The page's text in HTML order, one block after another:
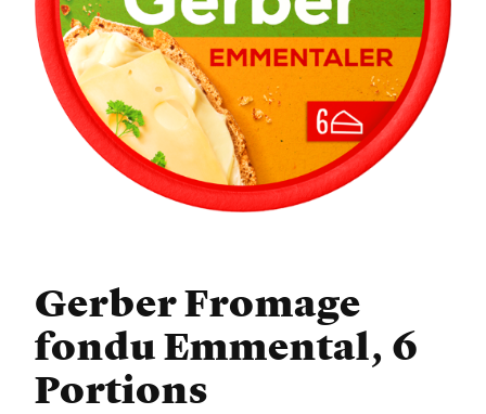
Gerber Fromage
fondu Emmental, 6
Portions